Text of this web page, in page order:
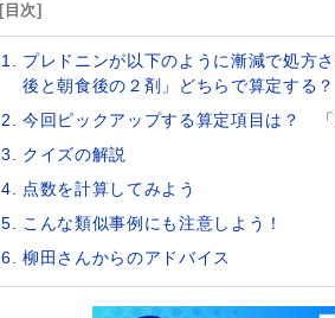
[目次]
プレドニンが以下のように漸減で処方
後と朝食後の２剤」どちらで算定する？
今回ピックアップする算定項目は？ 「
クイズの解説
点数を計算してみよう
こんな類似事例にも注意しよう！
柳田さんからのアドバイス